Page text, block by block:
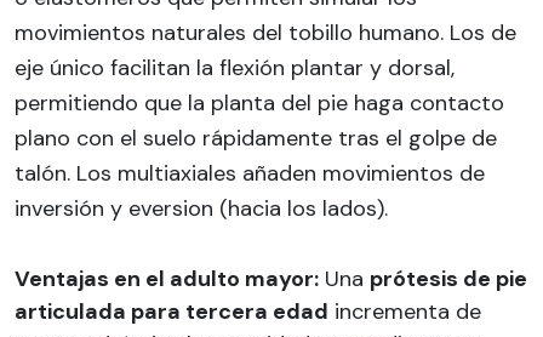
movimientos naturales del tobillo humano. Los de
eje único facilitan la flexión plantar y dorsal,
permitiendo que la planta del pie haga contacto
plano con el suelo rápidamente tras el golpe de
talón. Los multiaxiales añaden movimientos de
inversión y eversion (hacia los lados).
Ventajas en el adulto mayor: Una prótesis de pie
articulada para tercera edad incrementa de